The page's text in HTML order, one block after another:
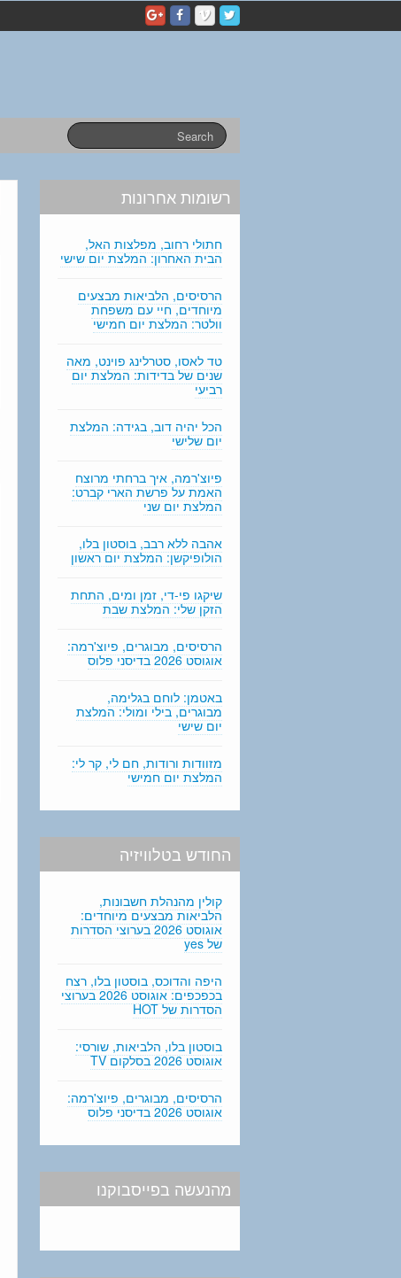
e
רשומות אחרונות
חתולי רחוב, מפלצות האל,
הבית האחרון: המלצת יום שישי
הרסיסים, הלביאות מבצעים
מיוחדים, חיי עם משפחת
וולטר: המלצת יום חמישי
טד לאסו, סטרלינג פוינט, מאה
שנים של בדידות: המלצת יום
רביעי
הכל יהיה דוב, בגידה: המלצת
יום שלישי
פיוצ'רמה, איך ברחתי מרוצח
האמת על פרשת הארי קברט:
המלצת יום שני
אהבה ללא רבב, בוסטון בלו,
הולופיקשן: המלצת יום ראשון
שיקגו פי-די, זמן ומים, התחת
הזקן שלי: המלצת שבת
הרסיסים, מבוגרים, פיוצ'רמה:
אוגוסט 2026 בדיסני פלוס
באטמן: לוחם בגלימה,
מבוגרים, בילי ומולי: המלצת
יום שישי
מזוודות ורודות, חם לי, קר לי:
המלצת יום חמישי
החודש בטלוויזיה
קולין מהנהלת חשבונות,
הלביאות מבצעים מיוחדים:
אוגוסט 2026 בערוצי הסדרות
של yes
היפה והדוכס, בוסטון בלו, רצח
בכפכפים: אוגוסט 2026 בערוצי
הסדרות של HOT
בוסטון בלו, הלביאות, שורסי:
אוגוסט 2026 בסלקום TV
הרסיסים, מבוגרים, פיוצ'רמה:
אוגוסט 2026 בדיסני פלוס
מהנעשה בפייסבוקנו